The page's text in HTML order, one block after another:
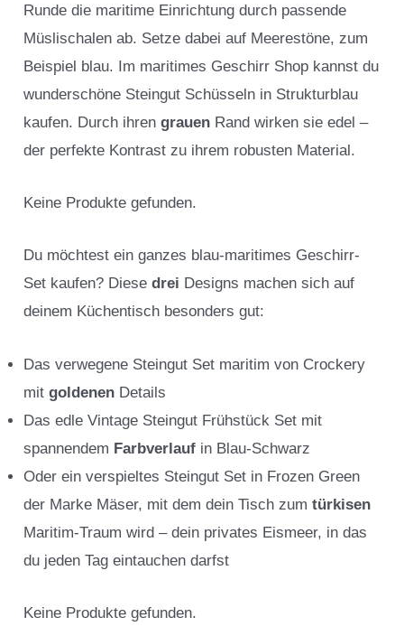
Runde die maritime Einrichtung durch passende
Müslischalen ab. Setze dabei auf Meerestöne, zum
Beispiel blau. Im maritimes Geschirr Shop kannst du
wunderschöne Steingut Schüsseln in Strukturblau
kaufen. Durch ihrengrauen Rand wirken sie edel –
der perfekte Kontrast zu ihrem robusten Material.
Keine Produkte gefunden.
Du möchtest ein ganzes blau-maritimes Geschirr-
Set kaufen? Diesedrei Designs machen sich auf
deinem Küchentisch besonders gut:
Das verwegene Steingut Set maritim von Crockery
mitgoldenen Details
Das edle Vintage Steingut Frühstück Set mit
spannendem Farbverlauf in Blau-Schwarz
Oder ein verspieltes Steingut Set in Frozen Green
der Marke Mäser, mit dem dein Tisch zum türkisen
Maritim-Traum wird – dein privates Eismeer, in das
du jeden Tag eintauchen darfst
Keine Produkte gefunden.